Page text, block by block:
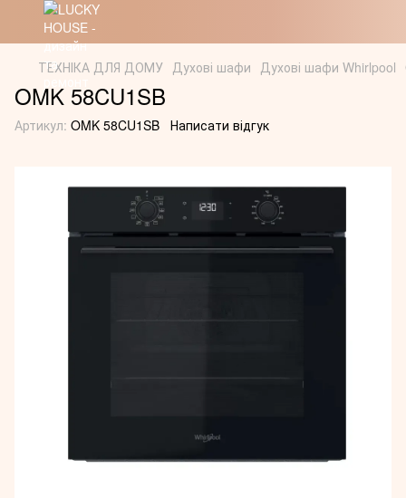
ТЕХНІКА ДЛЯ ДОМУ Духові шафи Духові шафи Whirlpool
OMK 58CU1SB
Артикул: OMK 58CU1SB Написати відгук